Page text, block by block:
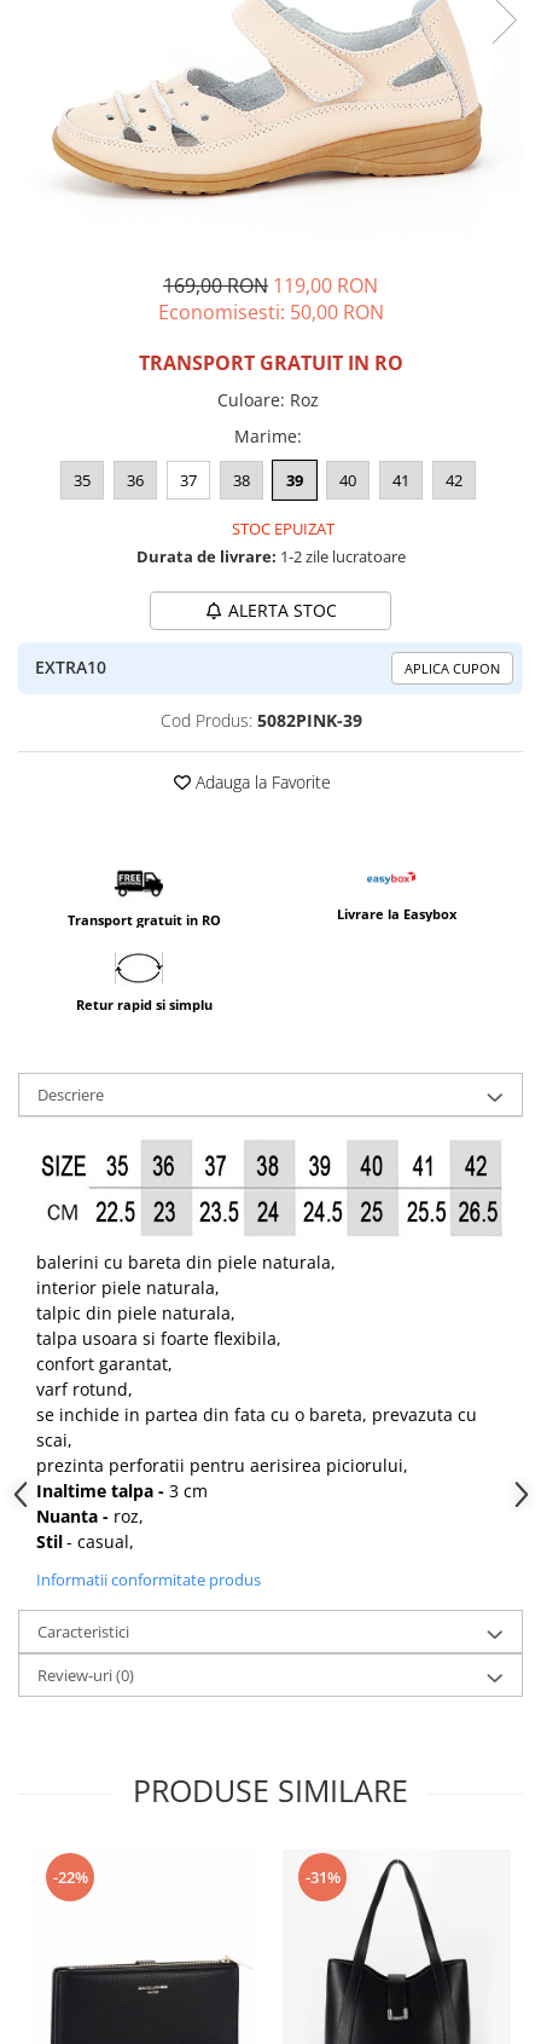
Incaltamine primavara-vara piele
Blugi si pantaloni
Fuste
Pulovere si cardigane
169,00 RON 119,00 RON
Economisesti: 50,00 RON
TRANSPORT GRATUIT IN RO
Culoare: Roz
Marime:
35 36 37 38 39 40 41 42
STOC EPUIZAT
Durata de livrare: 1-2 zile lucratoare
ALERTA STOC
EXTRA10 APLICA CUPON
Cod Produs: 5082PINK-39
Adauga la Favorite
Transport gratuit in RO Livrare la Easybox
Retur rapid si simplu
Descriere
balerini cu bareta din piele naturala,
interior piele naturala,
talpic din piele naturala,
talpa usoara si foarte flexibila,
confort garantat,
varf rotund,
se inchide in partea din fata cu o bareta, prevazuta cu
scai,
prezinta perforatii pentru aerisirea piciorului,
Inaltime talpa - 3 cm
Nuanta - roz,
Stil- casual,
Informatii conformitate produs
Caracteristici
Review-uri(0)
PRODUSE SIMILARE
-22% -31%